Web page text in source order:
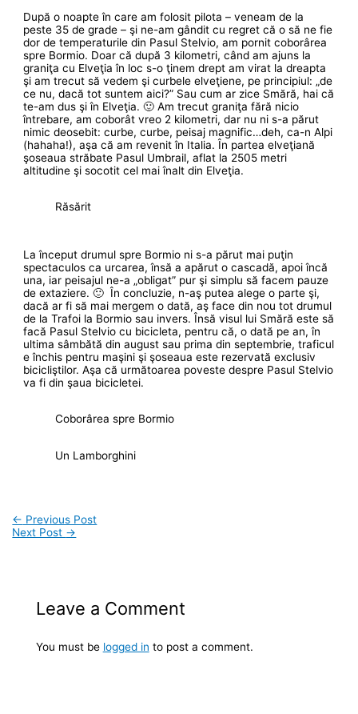
După o noapte în care am folosit pilota – veneam de la
peste 35 de grade – şi ne-am gândit cu regret că o să ne fie
dor de temperaturile din Pasul Stelvio, am pornit coborârea
spre Bormio. Doar că după 3 kilometri, când am ajuns la
graniţa cu Elveţia în loc s-o ţinem drept am virat la dreapta
şi am trecut să vedem şi curbele elveţiene, pe principiul: „de
ce nu, dacă tot suntem aici?” Sau cum ar zice Smără, hai că
te-am dus şi în Elveţia. 🙂 Am trecut graniţa fără nicio
întrebare, am coborât vreo 2 kilometri, dar nu ni s-a părut
nimic deosebit: curbe, curbe, peisaj magnific…deh, ca-n Alpi
(hahaha!), aşa că am revenit în Italia. În partea elveţiană
şoseaua străbate Pasul Umbrail, aflat la 2505 metri
altitudine şi socotit cel mai înalt din Elveţia.
Răsărit
La început drumul spre Bormio ni s-a părut mai puţin
spectaculos ca urcarea, însă a apărut o cascadă, apoi încă
una, iar peisajul ne-a „obligat” pur şi simplu să facem pauze
de extaziere. 🙂 În concluzie, n-aş putea alege o parte şi,
dacă ar fi să mai mergem o dată, aş face din nou tot drumul
de la Trafoi la Bormio sau invers. Însă visul lui Smără este să
facă Pasul Stelvio cu bicicleta, pentru că, o dată pe an, în
ultima sâmbătă din august sau prima din septembrie, traficul
e închis pentru maşini şi şoseaua este rezervată exclusiv
bicicliştilor. Aşa că următoarea poveste despre Pasul Stelvio
va fi din şaua bicicletei.
Coborârea spre Bormio
Un Lamborghini
← Previous Post
Next Post →
Leave a Comment
You must be logged in to post a comment.